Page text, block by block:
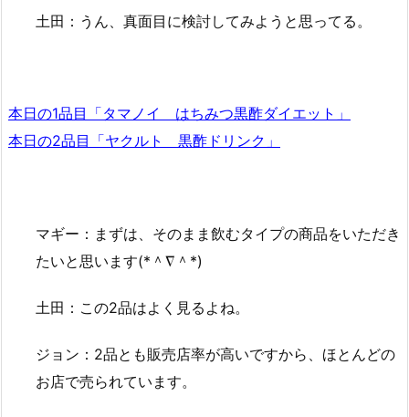
土田：うん、真面目に検討してみようと思ってる。
本日の1品目「タマノイ はちみつ黒酢ダイエット」
本日の2品目「ヤクルト 黒酢ドリンク」
マギー：まずは、そのまま飲むタイプの商品をいただき
たいと思います(*＾∇＾*)
土田：この2品はよく見るよね。
ジョン：2品とも販売店率が高いですから、ほとんどの
お店で売られています。